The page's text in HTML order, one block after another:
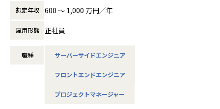
様と調整し、残業を最小限にコントロール。
★「楽しみながらスキルアップできる」カルチャー★
★選べるキャリアパス／案件選択制度★
6万件以上／年間70万件以上のプロジェクトから自由に選択
可（1人に対して10～20の案件を紹介）
門とのコミュニケーションの中心となり、プロジェクトをマ
ネジメント頂きます。
・要件定義からリリース迄の工程における開発ディレクショ
ン･プロジェクトマネジメント
ジメント
・大規模都市開発に関するビッグデータ分析システム開発／
想定年収 600 〜 1,000 万円／年
雇用形態 正社員
職種 サーバーサイドエンジニア
フロントエンドエンジニア
プロジェクトマネージャー